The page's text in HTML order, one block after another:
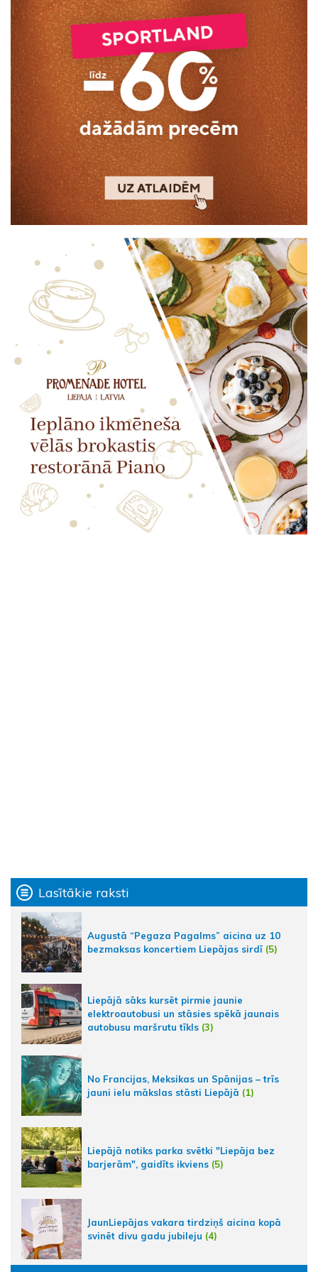
Lasītākie raksti
Augustā “Pegaza Pagalms” aicina uz 10
bezmaksas koncertiem Liepājas sirdī (5)
Liepājā sāks kursēt pirmie jaunie
elektroautobusi un stāsies spēkā jaunais
autobusu maršrutu tīkls (3)
No Francijas, Meksikas un Spānijas – trīs
jauni ielu mākslas stāsti Liepājā (1)
Liepājā notiks parka svētki "Liepāja bez
barjerām", gaidīts ikviens (5)
JaunLiepājas vakara tirdziņš aicina kopā
svinēt divu gadu jubileju (4)